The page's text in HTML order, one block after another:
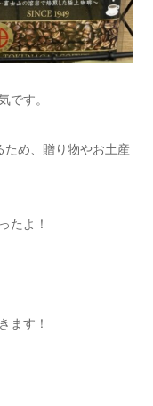
です。
ため、贈り物やお土産
たよ！
ます！